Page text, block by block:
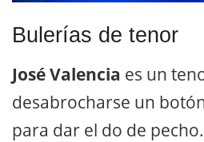
Bulerías de tenor
José Valencia es un
desabrocharse un
para dar el do de